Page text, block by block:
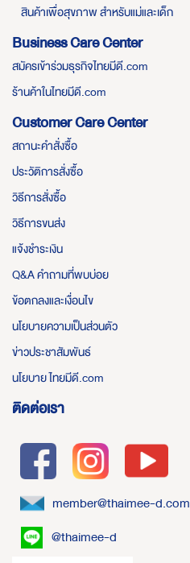
สินค้าเพื่อสุขภาพ สำหรับแม่และเด็ก
Business Care Center
สมัครเข้าร่วมธุรกิจไทยมีดี.com
ร้านค้าในไทยมีดี.com
Customer Care Center
สถานะคำสั่งซื้อ
ประวัติการสั่งซื้อ
วิธีการสั่งซื้อ
วิธีการขนส่ง
แจ้งชำระเงิน
Q&A คำถามที่พบบ่อย
ข้อตกลงและเงื่อนไข
นโยบายความเป็นส่วนตัว
ข่าวประชาสัมพันธ์
นโยบาย ไทยมีดี.com
ติดต่อเรา
member@thaimee-d.com
@thaimee-d